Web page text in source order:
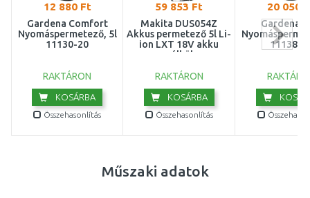
12 880 Ft
Gardena Comfort
Nyomáspermetező, 5l
11130-20
RAKTÁRON
KOSÁRBA
Összehasonlítás
59 853 Ft
Makita DUS054Z
Akkus permetező 5l Li-
ion LXT 18V akku
nélkül
RAKTÁRON
KOSÁRBA
Összehasonlítás
20 050
Gardena
11138-
Műszaki adatok